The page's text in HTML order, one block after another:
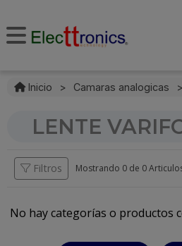
Inicio > Camaras analogicas >
LENTE
Filtros Mostrando 0 de 0
No hay categorías o productos